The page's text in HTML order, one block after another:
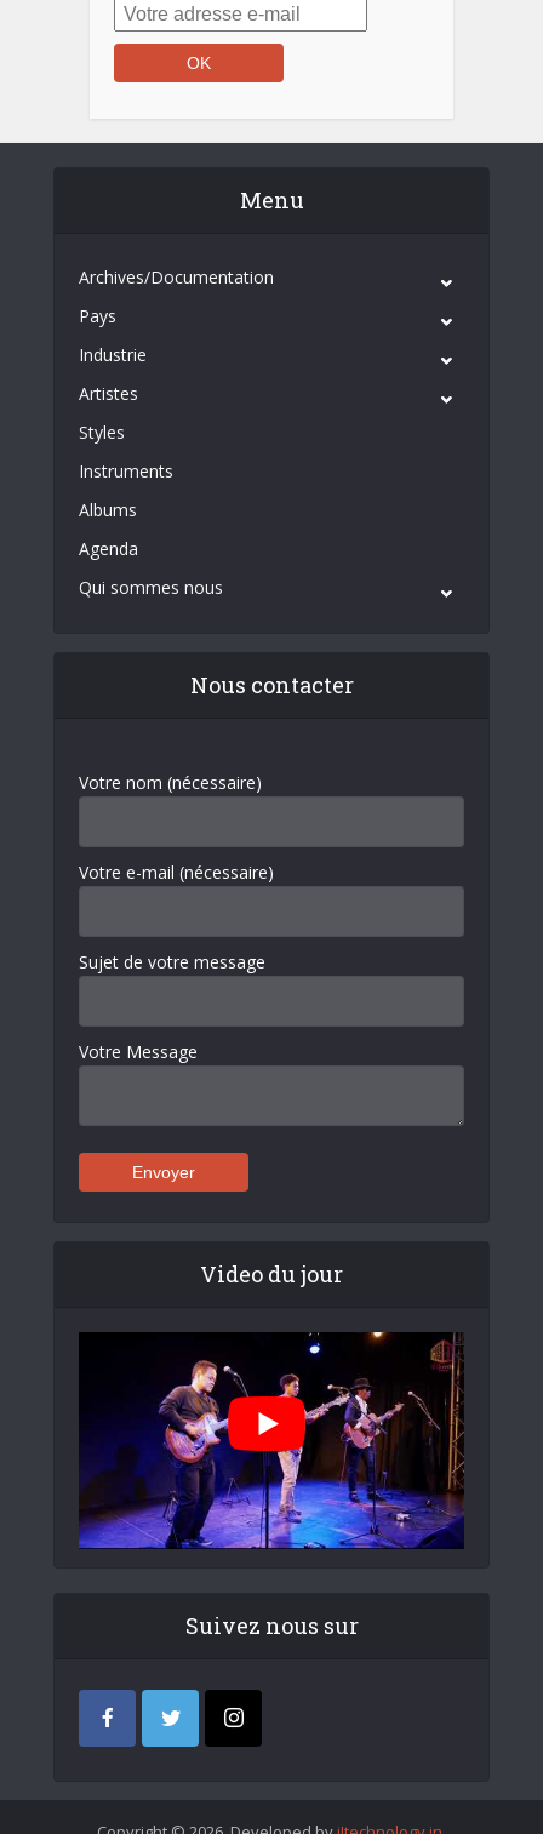
Menu
Archives/Documentation
Pays
Industrie
Artistes
Styles
Instruments
Albums
Agenda
Qui sommes nous
Nous contacter
Votre nom (nécessaire)
Votre e-mail (nécessaire)
Sujet de votre message
Votre Message
Video du jour
Suivez nous sur